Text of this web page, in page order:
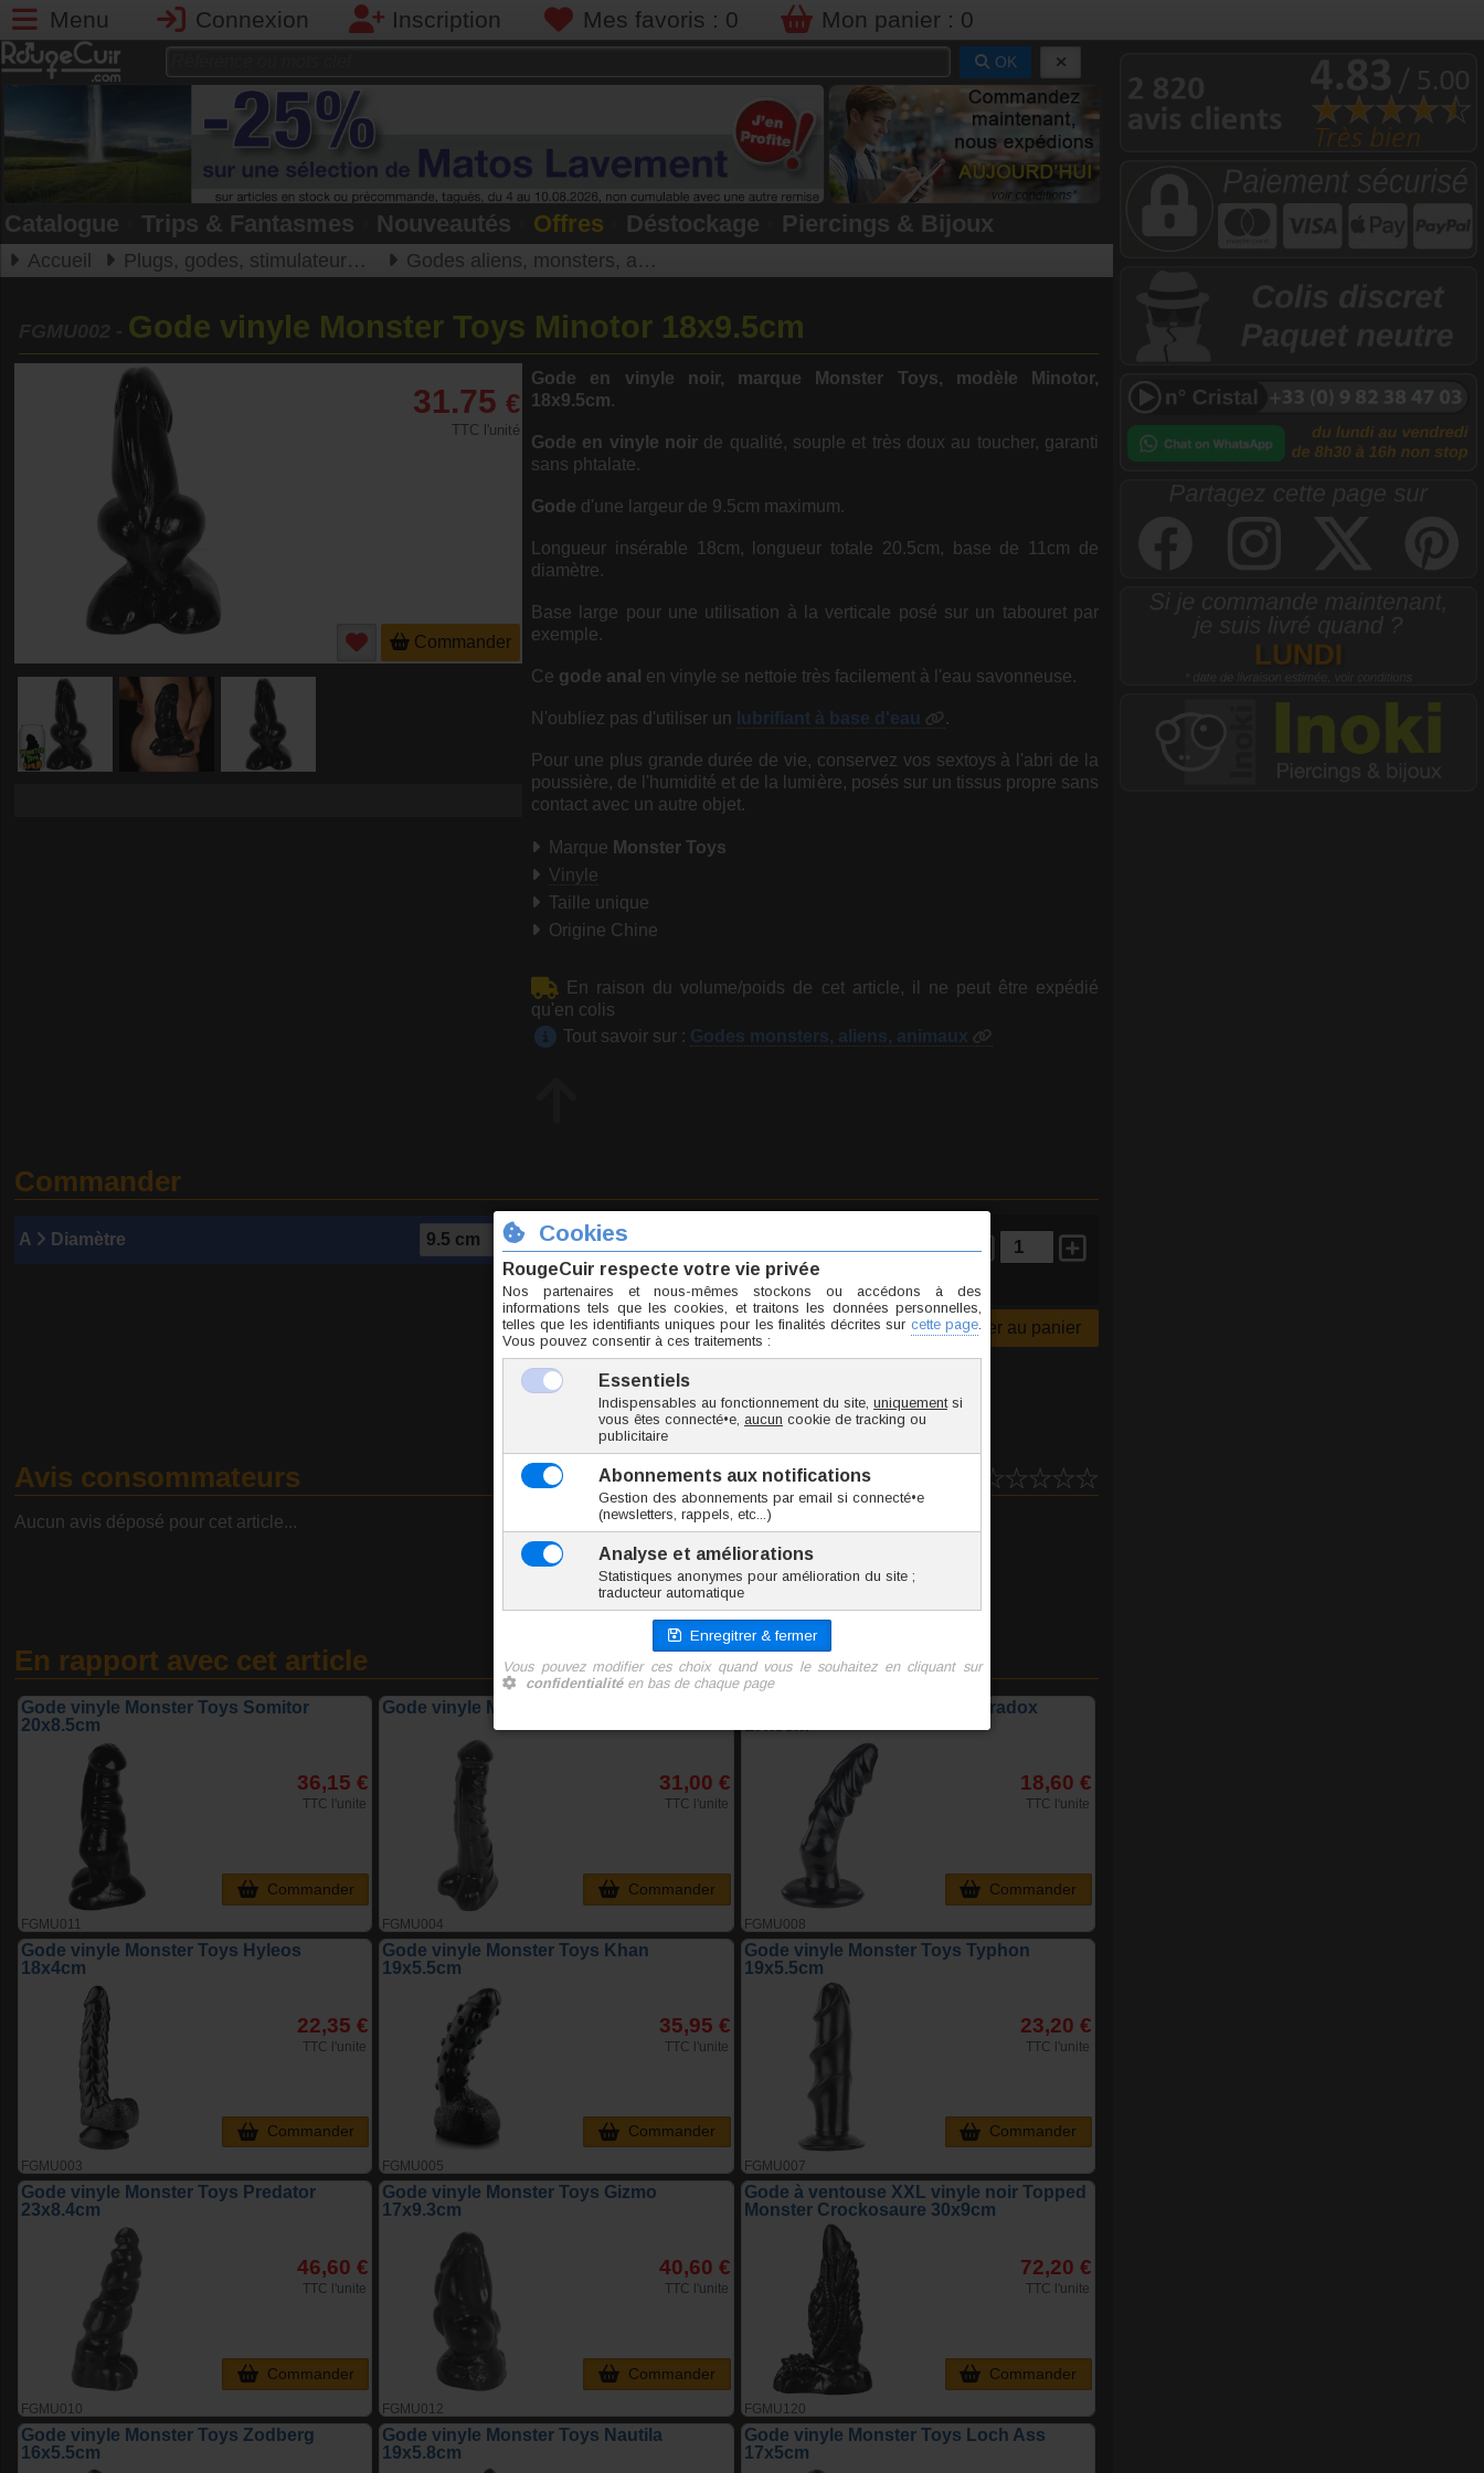
Menu Connexion Inscription Mes favoris : 0 Mon panier : 0
OK
Catalogue Trips & Fantasmes Nouveautés Offres Déstockage Piercings & Bijoux
Accueil Plugs, godes, stimulateurs, boules de geishas Godes aliens, monsters, animals
Gode vinyle Monster Toys Minotor 18x9.5cm
31.75 €
TTC l'unité
Commander
Gode en vinyle noir, marque Monster Toys, modèle Minotor,
18x9.5cm.
Gode en vinyle noir de qualité, souple et très doux au toucher, garanti
sans phtalate.
Gode d'une largeur de 9.5cm maximum.
Longueur insérable 18cm, longueur totale 20.5cm, base de 11cm de
diamètre.
Base large pour une utilisation à la verticale posé sur un tabouret par
exemple.
Ce gode anal en vinyle se nettoie très facilement à l'eau savonneuse.
N'oubliez pas d'utiliser un lubrifiant à base d'eau .
Pour une plus grande durée de vie, conservez vos sextoys à l'abri de la
poussière, de l'humidité et de la lumière, posés sur un tissus propre sans
contact avec un autre objet.
Marque Monster Toys
Vinyle
Taille unique
Origine Chine
En raison du volume/poids de cet article, il ne peut être expédié
qu'en colis
Tout savoir sur : Godes monsters, aliens, animaux
Commander
A Diamètre
984 g
31.75 € TTC l'unité
Ajouter au panier
Avis consommateurs
Aucun avis déposé pour cet article...
En rapport avec cet article
Gode vinyle Monster Toys Somitor
20x8.5cm
FGMU011
36,15 €
TTC l'unite
Commander
Gode vinyle Monster Toys Basilic 22x6cm
FGMU004
31,00 €
TTC l'unite
Commander
Gode vinyle Monster Toys Garadox
FGMU008
18,60 €
TTC l'unite
Commander
Gode vinyle Monster Toys Hyleos
18x4cm
FGMU003
22,35 €
TTC l'unite
Commander
Gode vinyle Monster Toys Khan
19x5.5cm
FGMU005
35,95 €
TTC l'unite
Commander
Gode vinyle Monster Toys Typhon
19x5.5cm
FGMU007
23,20 €
TTC l'unite
Commander
Gode vinyle Monster Toys Predator
23x8.4cm
FGMU010
46,60 €
TTC l'unite
Commander
Gode vinyle Monster Toys Gizmo
17x9.3cm
FGMU012
40,60 €
TTC l'unite
Commander
Gode à ventouse XXL vinyle noir Topped
Monster Crockosaure 30x9cm
FGMU120
72,20 €
TTC l'unite
Commander
Gode vinyle Monster Toys Zodberg
16x5.5cm
Gode vinyle Monster Toys Nautila
19x5.8cm
Gode vinyle Monster Toys Loch Ass
17x5cm